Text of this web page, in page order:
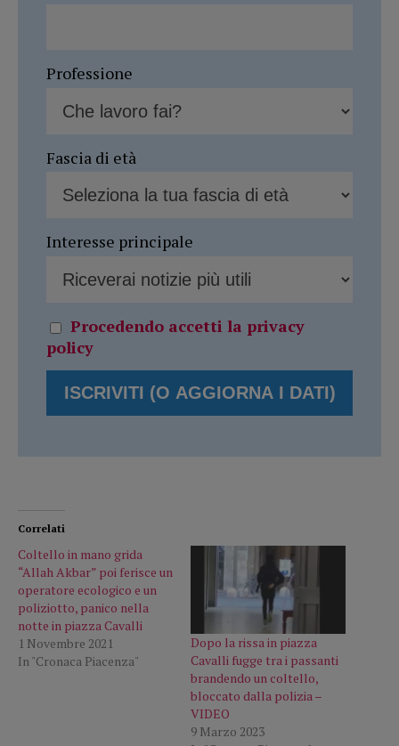
Professione
Fascia di età
Interesse principale
Procedendo accetti la privacy
policy
Correlati
Coltello in mano grida
“Allah Akbar” poi ferisce un
operatore ecologico e un
poliziotto, panico nella
notte in piazza Cavalli
1 Novembre 2021
In "Cronaca Piacenza"
Dopo la rissa in piazza
Cavalli fugge tra i passanti
brandendo un coltello,
bloccato dalla polizia –
VIDEO
9 Marzo 2023